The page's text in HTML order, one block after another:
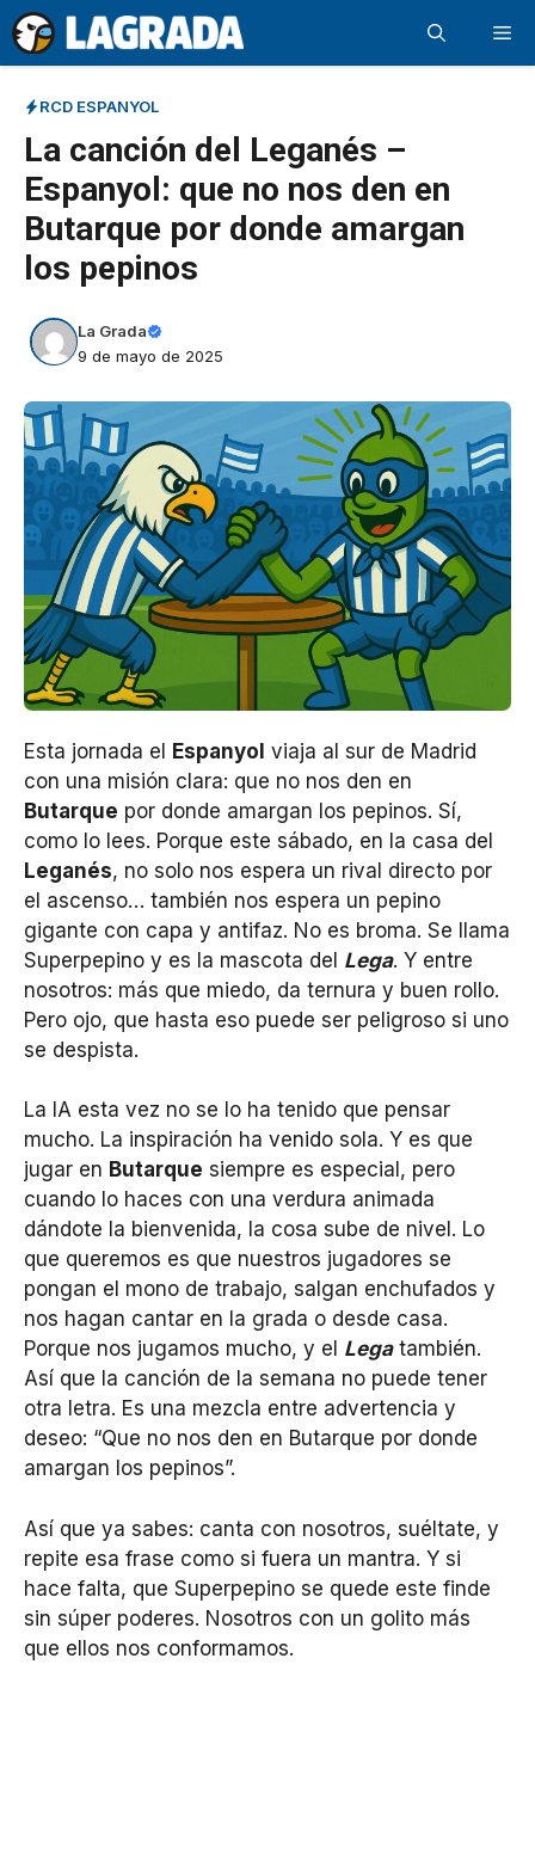
Saltar
al
contenido
RCD ESPANYOL
La canción del Leganés –
Espanyol: que no nos den en
Butarque por donde amargan
los pepinos
La Grada
9 de mayo de 2025
Esta jornada el Espanyol viaja al sur de Madrid
con una misión clara: que no nos den en
Butarque por donde amargan los pepinos. Sí,
como lo lees. Porque este sábado, en la casa del
Leganés, no solo nos espera un rival directo por
el ascenso… también nos espera un pepino
gigante con capa y antifaz. No es broma. Se llama
Superpepino y es la mascota del Lega. Y entre
nosotros: más que miedo, da ternura y buen rollo.
Pero ojo, que hasta eso puede ser peligroso si uno
se despista.
La IA esta vez no se lo ha tenido que pensar
mucho. La inspiración ha venido sola. Y es que
jugar en Butarque siempre es especial, pero
cuando lo haces con una verdura animada
dándote la bienvenida, la cosa sube de nivel. Lo
que queremos es que nuestros jugadores se
pongan el mono de trabajo, salgan enchufados y
nos hagan cantar en la grada o desde casa.
Porque nos jugamos mucho, y el Legatambién.
Así que la canción de la semana no puede tener
otra letra. Es una mezcla entre advertencia y
deseo: “Que no nos den en Butarque por donde
amargan los pepinos”.
Así que ya sabes: canta con nosotros, suéltate, y
repite esa frase como si fuera un mantra. Y si
hace falta, que Superpepino se quede este finde
sin súper poderes. Nosotros con un golito más
que ellos nos conformamos.